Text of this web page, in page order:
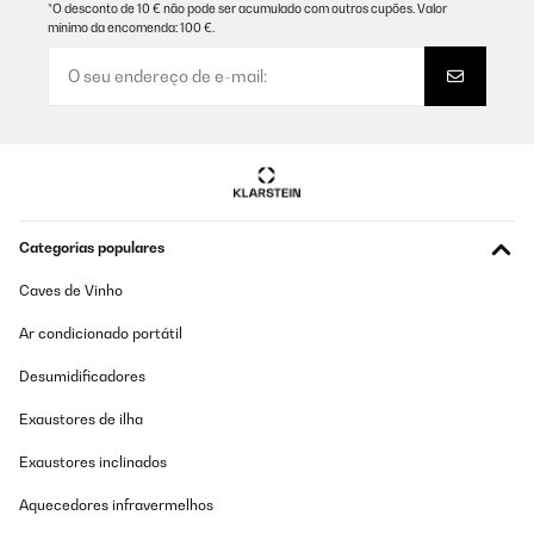
La notice est elle mensongère ? J'aimerai avoir de l'aide du
support après vente. Sans cela je vous conseille plutôt les
De plus, l'horloge de la télécommande se dérègle chaque jour de
Traduzir
Problème de fonctionnement mais vite résolu
Traduzir
*O desconto de 10 € não pode ser acumulado com outros cupões. Valor
mínimo da encomenda: 100 €.
Categorias populares
Caves de Vinho
Ar condicionado portátil
Desumidificadores
Exaustores de ilha
Exaustores inclinados
Aquecedores infravermelhos